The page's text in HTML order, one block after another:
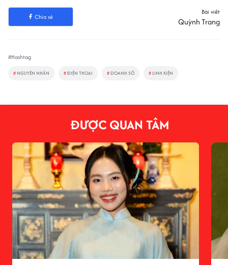
Chia sẻ
Bài viết
Quỳnh Trang
#Hashtag
# NGUYÊN NHÂN #ĐIỆN THOẠI # DOANH SỐ # LINH KIỆN
ĐƯỢC QUAN TÂM